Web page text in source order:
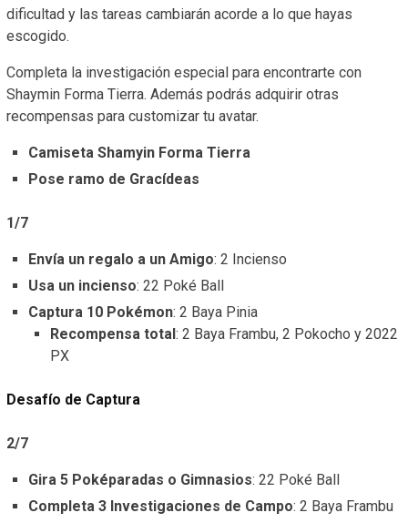
dificultad y las tareas cambiarán acorde a lo que hayas
escogido.
Completa la investigación especial para encontrarte con
Shaymin Forma Tierra. Además podrás adquirir otras
recompensas para customizar tu avatar.
Camiseta Shamyin Forma Tierra
Pose ramo de Gracídeas
1/7
Envía un regalo a un Amigo: 2 Incienso
Usa un incienso: 22 Poké Ball
Captura 10 Pokémon: 2 Baya Pinia
Recompensa total: 2 Baya Frambu, 2 Pokocho y 2022
PX
Desafío de Captura
2/7
Gira 5 Poképaradas o Gimnasios: 22 Poké Ball
Completa 3 Investigaciones de Campo: 2 Baya Frambu